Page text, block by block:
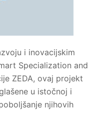
i inovacijskim
Specialization and
ZEDA, ovaj projekt
u istočnoj i
njihovih